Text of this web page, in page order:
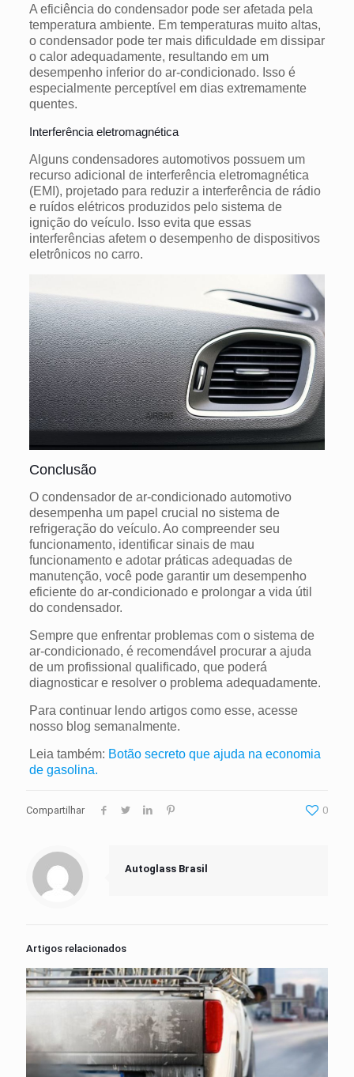
A eficiência do condensador pode ser afetada pela
temperatura ambiente. Em temperaturas muito altas,
o condensador pode ter mais dificuldade em dissipar
o calor adequadamente, resultando em um
desempenho inferior do ar-condicionado. Isso é
especialmente perceptível em dias extremamente
quentes.
Interferência eletromagnética
Alguns condensadores automotivos possuem um
recurso adicional de interferência eletromagnética
(EMI), projetado para reduzir a interferência de rádio
e ruídos elétricos produzidos pelo sistema de
ignição do veículo. Isso evita que essas
interferências afetem o desempenho de dispositivos
eletrônicos no carro.
Conclusão
O condensador de ar-condicionado automotivo
desempenha um papel crucial no sistema de
refrigeração do veículo. Ao compreender seu
funcionamento, identificar sinais de mau
funcionamento e adotar práticas adequadas de
manutenção, você pode garantir um desempenho
eficiente do ar-condicionado e prolongar a vida útil
do condensador.
Sempre que enfrentar problemas com o sistema de
ar-condicionado, é recomendável procurar a ajuda
de um profissional qualificado, que poderá
diagnosticar e resolver o problema adequadamente.
Para continuar lendo artigos como esse, acesse
nosso blog semanalmente.
Leia também: Botão secreto que ajuda na economia
de gasolina.
Compartilhar 0
Autoglass Brasil
Artigos relacionados